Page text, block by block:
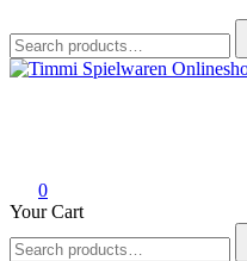
for:
0
Your Cart
for: